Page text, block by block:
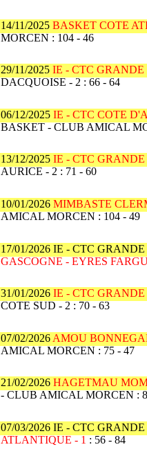
14/11/2025 BASKET COTE
MORCEN : 104 - 46
29/11/2025 IE - CTC
DACQUOISE - 2 : 66 - 64
06/12/2025 IE - CTC COTE
BASKET - CLUB AMICAL
13/12/2025 IE - CTC
AURICE - 2 : 71 - 60
10/01/2026 MIMBASTE
AMICAL MORCEN : 104 - 49
17/01/2026 IE - CTC
GASCOGNE - EYRES
31/01/2026 IE - CTC
COTE SUD - 2 : 70 - 63
07/02/2026 AMOU
AMICAL MORCEN : 75 - 47
21/02/2026 HAGETMAU
- CLUB AMICAL MORCEN :
07/03/2026 IE - CTC
ATLANTIQUE - 1 : 56 - 84